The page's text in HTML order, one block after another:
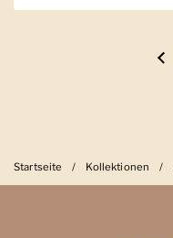
Zurück
Startseite / Kollektionen /